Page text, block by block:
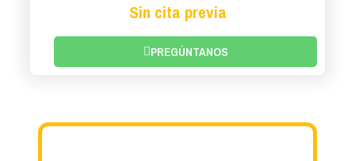
Sin cita previa
PREGÚNTANOS